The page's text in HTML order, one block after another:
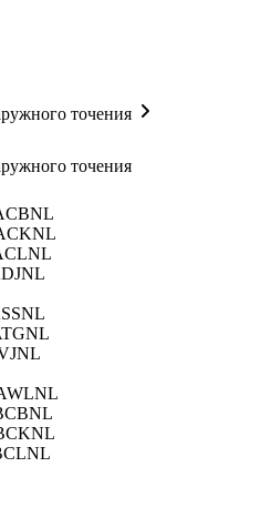
точения
точения